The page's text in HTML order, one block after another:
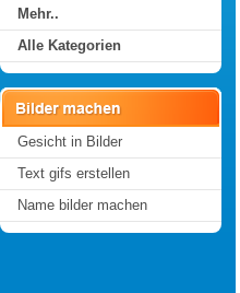
Mehr..
Alle Kategorien
Gesicht in Bilder
Text gifs erstellen
Name bilder machen